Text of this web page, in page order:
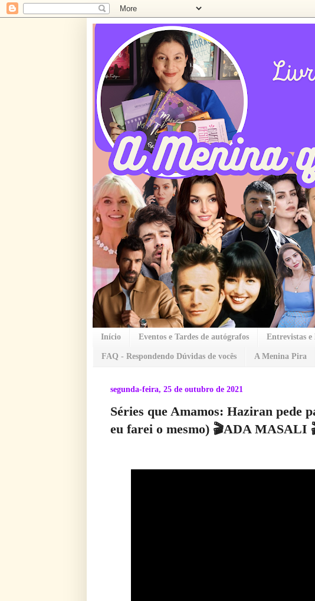
Início Eventos e Tardes de autógrafos Entrevistas e
FAQ - Respondendo Dúvidas de vocês A Menina Pira
segunda-feira, 25 de outubro de 2021
Séries que Amamos: Haziran pede
eu farei o mesmo) 🎬ADA MASALI